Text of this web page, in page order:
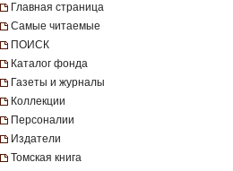
Главная страница
Самые читаемые
ПОИСК
Каталог фонда
Газеты и журналы
Коллекции
Персоналии
Издатели
Томская книга